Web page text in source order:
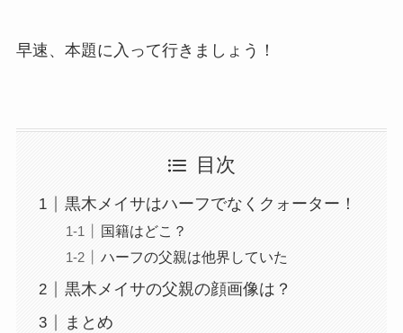
早速、本題に入って行きましょう！
目次
黒木メイサはハーフでなくクォーター！
国籍はどこ？
ハーフの父親は他界していた
黒木メイサの父親の顔画像は？
まとめ